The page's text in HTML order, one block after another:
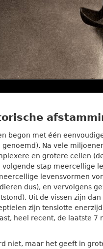
begon met één
Na vele
en grotere cellen
stap meercellige
levensvormen
dus), en vervolgens
Uit de vissen zijn
zijn tenslotte
heel recent, de laatste 7
niet, maar het geeft in